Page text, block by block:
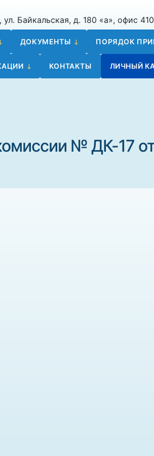
ул. Байкальская, д. 180 «а», офис 410
ДОКУМЕНТЫ ПОРЯДОК
КОНТАКТЫ ЛИЧНЫЙ
№ ДК-17